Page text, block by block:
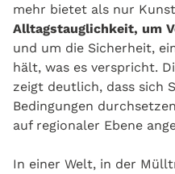
mehr bietet als nur
Alltagstauglichkeit, um
und um die Sicherheit,
hält, was es verspricht.
zeigt deutlich, dass sich
Bedingungen
auf regionaler Ebene
In einer Welt, in der